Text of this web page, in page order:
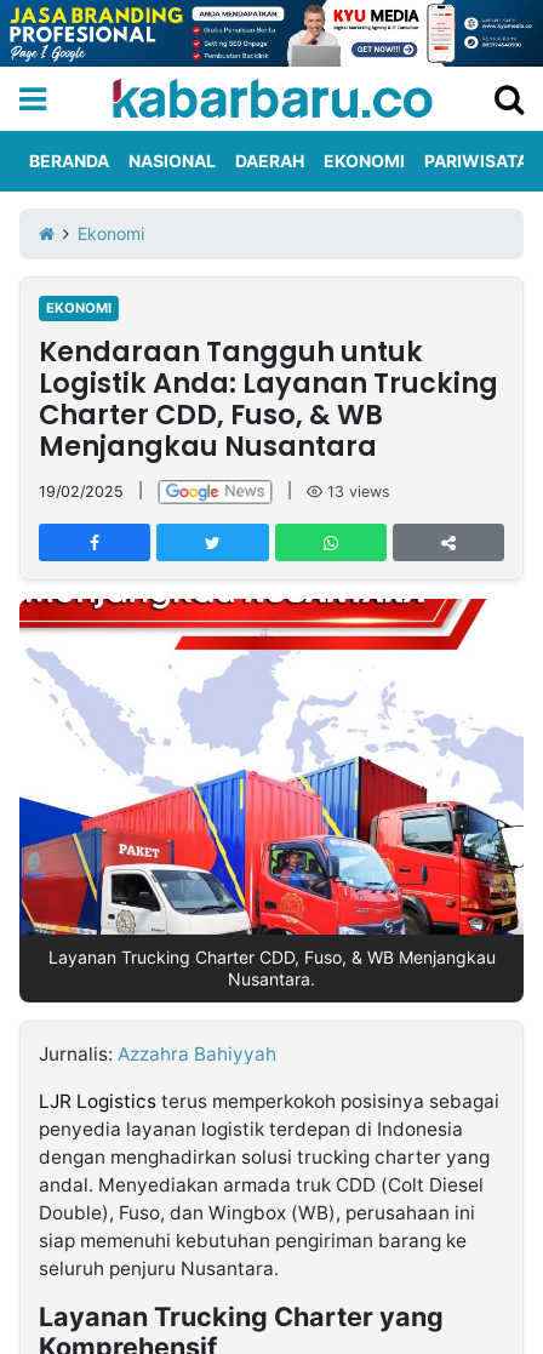
Iklan
Berita
Kami
Nasional
International
Olahraga
Entertainment
Daerah
Pariwisata
Kuliner
Kolom
Network
PT
TREETAN
MULTIMEDIA
INDONESIA
Partner
Insight
Suara
Rakyat
Idealita
Dinamikapost.com
Radar
Seedbacklink
Follow
Kabarbaru
Kabarbaru.co
2026
Kabarbaru
Holding
BERANDA NASIONAL DAERAH EKONOMI PARIWISATA
Ekonomi
EKONOMI
Kendaraan Tangguh untuk
Logistik Anda: Layanan Trucking
Charter CDD, Fuso, & WB
Menjangkau Nusantara
19/02/2025 13 views
Layanan Trucking Charter CDD, Fuso, & WB Menjangkau
Nusantara.
Jurnalis: Azzahra Bahiyyah
LJR Logistics terus memperkokoh posisinya sebagai
penyedia layanan logistik terdepan di Indonesia
dengan menghadirkan solusi trucking charter yang
andal. Menyediakan armada truk CDD (Colt Diesel
Double), Fuso, dan Wingbox (WB), perusahaan ini
siap memenuhi kebutuhan pengiriman barang ke
seluruh penjuru Nusantara.
Layanan Trucking Charter yang
Komprehensif